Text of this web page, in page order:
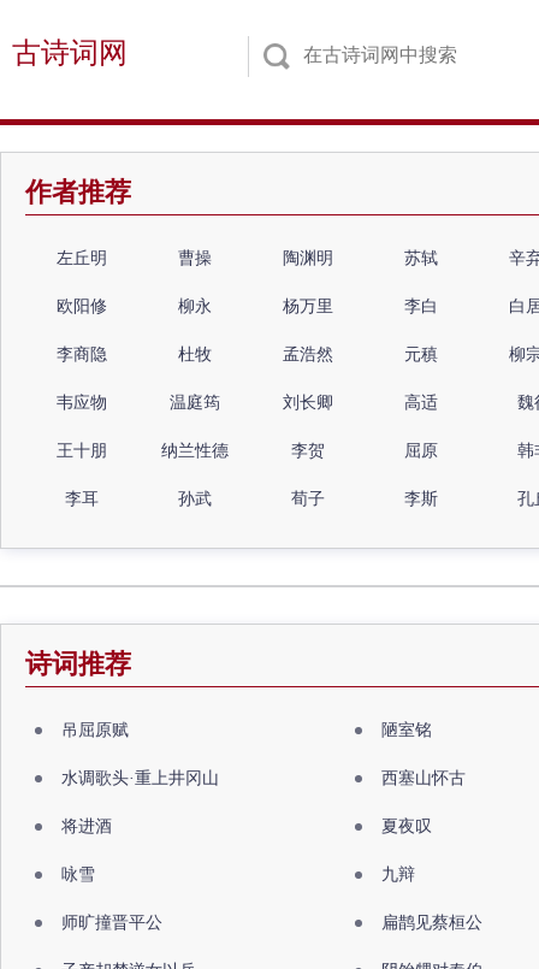
古诗词网
作者推荐
左丘明 曹操 陶渊明 苏轼 辛
欧阳修 柳永 杨万里 李白 白
李商隐 杜牧 孟浩然 元稹 柳
韦应物 温庭筠 刘长卿 高适 魏
王十朋 纳兰性德 李贺 屈原 韩
李耳 孙武 荀子 李斯 孔
诗词推荐
吊屈原赋 陋室铭
水调歌头·重上井冈山 西塞山怀古
将进酒 夏夜叹
咏雪 九辩
师旷撞晋平公 扁鹊见蔡桓公